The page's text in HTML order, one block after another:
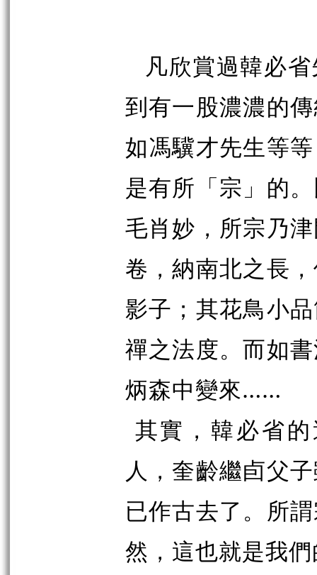
凡欣賞過韓必
到有一股濃濃的
如馮驥才先生等
是有所「宗」的
毛肖妙，所宗乃
卷，納南北之長
影子；其花鳥小
禪之法度。而如
炳森中變來……
其實，韓必省
人，奎齡繼卣父
已作古去了。所
然，這也就是我